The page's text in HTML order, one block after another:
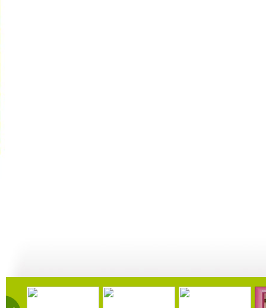
21:58 01:43 02:58